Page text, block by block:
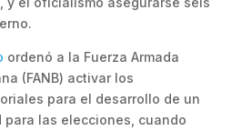
ordenó a la Fuerza Armada
(FANB) activar los
para el desarrollo de un
para las elecciones, cuando